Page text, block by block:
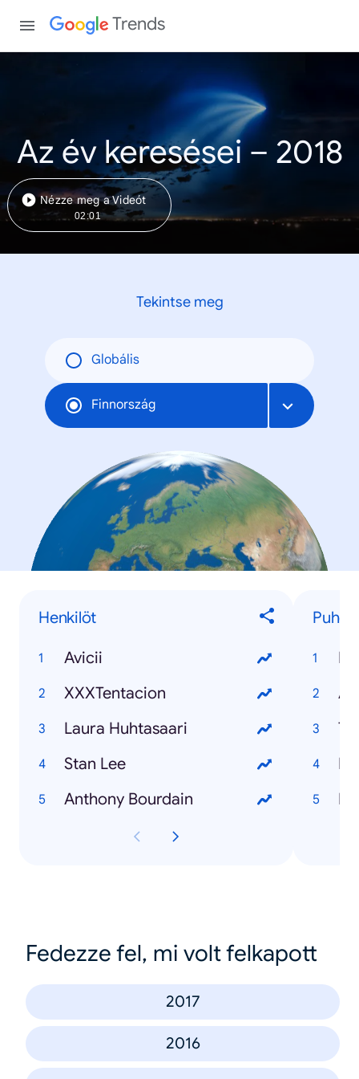
Trends
Az év keresései – 2018
Nézze meg a Videót
02:01
Tekintse meg
Globális
Finnország
Henkilöt
Avicii
XXXTentacion
Laura Huhtasaari
Stan Lee
Anthony Bourdain
Fedezze fel, mi volt felkapott
2017
2016